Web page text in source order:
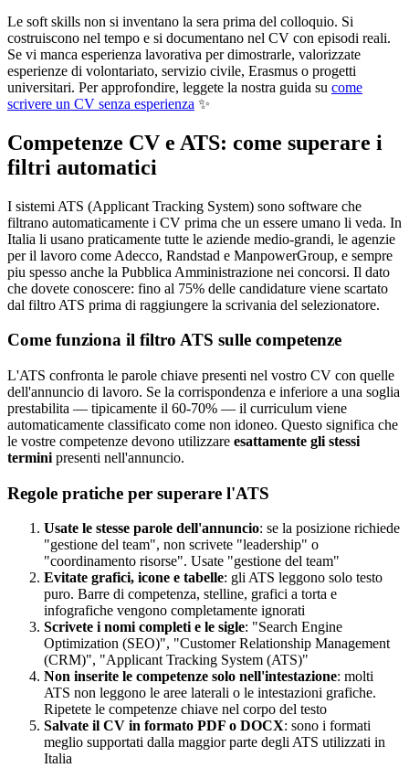
Le soft skills non si inventano la sera prima del colloquio. Si
costruiscono nel tempo e si documentano nel CV con episodi reali.
Se vi manca esperienza lavorativa per dimostrarle, valorizzate
esperienze di volontariato, servizio civile, Erasmus o progetti
universitari. Per approfondire, leggete la nostra guida su come
scrivere un CV senza esperienza ✨
Competenze CV e ATS: come superare i
filtri automatici
I sistemi ATS (Applicant Tracking System) sono software che
filtrano automaticamente i CV prima che un essere umano li veda. In
Italia li usano praticamente tutte le aziende medio-grandi, le agenzie
per il lavoro come Adecco, Randstad e ManpowerGroup, e sempre
piu spesso anche la Pubblica Amministrazione nei concorsi. Il dato
che dovete conoscere: fino al 75% delle candidature viene scartato
dal filtro ATS prima di raggiungere la scrivania del selezionatore.
Come funziona il filtro ATS sulle competenze
L'ATS confronta le parole chiave presenti nel vostro CV con quelle
dell'annuncio di lavoro. Se la corrispondenza e inferiore a una soglia
prestabilita — tipicamente il 60-70% — il curriculum viene
automaticamente classificato come non idoneo. Questo significa che
le vostre competenze devono utilizzare esattamente gli stessi
termini presenti nell'annuncio.
Regole pratiche per superare l'ATS
Usate le stesse parole dell'annuncio: se la posizione richiede
"gestione del team", non scrivete "leadership" o
"coordinamento risorse". Usate "gestione del team"
Evitate grafici, icone e tabelle: gli ATS leggono solo testo
puro. Barre di competenza, stelline, grafici a torta e
infografiche vengono completamente ignorati
Scrivete i nomi completi e le sigle: "Search Engine
Optimization (SEO)", "Customer Relationship Management
(CRM)", "Applicant Tracking System (ATS)"
Non inserite le competenze solo nell'intestazione: molti
ATS non leggono le aree laterali o le intestazioni grafiche.
Ripetete le competenze chiave nel corpo del testo
Salvate il CV in formato PDF o DOCX: sono i formati
meglio supportati dalla maggior parte degli ATS utilizzati in
Italia